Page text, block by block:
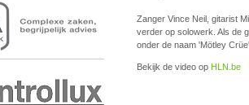
Zanger Vince Neil, gitarist
verder op solowerk. Als de
onder de naam 'Mötley
Bekijk de video op HLN.be